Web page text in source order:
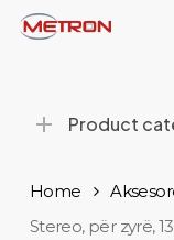
Skip
content
Product
Home
Stereo, për zyrë,